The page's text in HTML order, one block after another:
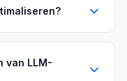
van LLM-